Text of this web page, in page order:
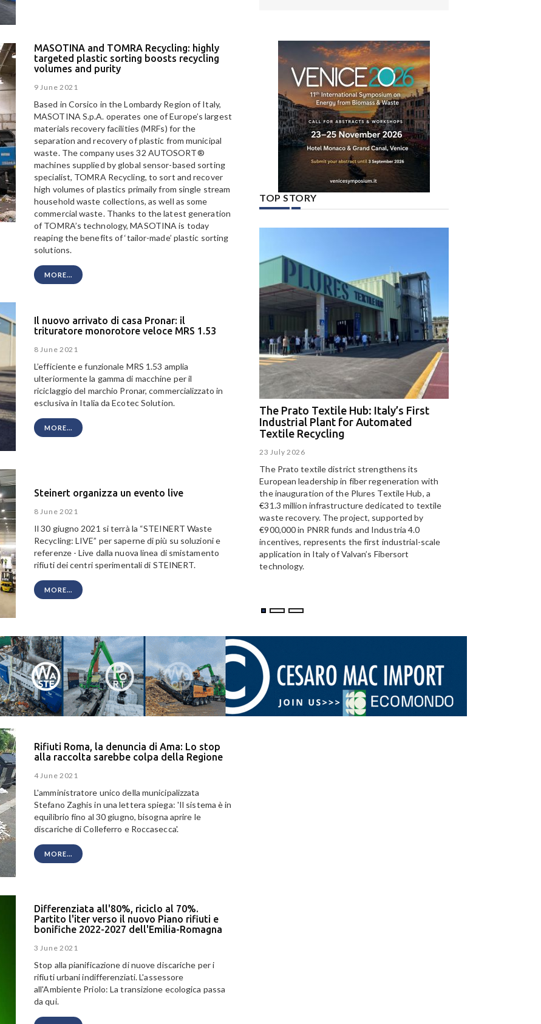
MASOTINA and TOMRA Recycling: highly
targeted plastic sorting boosts recycling
volumes and purity
9 June 2021
Based in Corsico in the Lombardy Region of Italy,
MASOTINA S.p.A. operates one of Europe’s largest
materials recovery facilities (MRFs) for the
separation and recovery of plastic from municipal
waste. The company uses 32 AUTOSORT®
machines supplied by global sensor-based sorting
specialist, TOMRA Recycling, to sort and recover
high volumes of plastics primaily from single stream
household waste collections, as well as some
commercial waste. Thanks to the latest generation
of TOMRA’s technology, MASOTINA is today
reaping the benefits of ‘tailor-made’ plastic sorting
solutions.
MORE...
Il nuovo arrivato di casa Pronar: il
trituratore monorotore veloce MRS 1.53
8 June 2021
L’efficiente e funzionale MRS 1.53 amplia
ulteriormente la gamma di macchine per il
riciclaggio del marchio Pronar, commercializzato in
esclusiva in Italia da Ecotec Solution.
MORE...
Steinert organizza un evento live
8 June 2021
Il 30 giugno 2021 si terrà la “STEINERT Waste
Recycling: LIVE” per saperne di più su soluzioni e
referenze - Live dalla nuova linea di smistamento
rifiuti dei centri sperimentali di STEINERT.
MORE...
Rifiuti Roma, la denuncia di Ama: Lo stop
alla raccolta sarebbe colpa della Regione
4 June 2021
L'amministratore unico della municipalizzata
Stefano Zaghis in una lettera spiega: 'Il sistema è in
equilibrio fino al 30 giugno, bisogna aprire le
discariche di Colleferro e Roccasecca'.
MORE...
Differenziata all'80%, riciclo al 70%.
Partito l'iter verso il nuovo Piano rifiuti e
bonifiche 2022-2027 dell'Emilia-Romagna
3 June 2021
Stop alla pianificazione di nuove discariche per i
rifiuti urbani indifferenziati. L'assessore
all'Ambiente Priolo: La transizione ecologica passa
da qui.
TOP STORY
The Prato Textile Hub: Italy’s First
Industrial Plant for Automated
Textile Recycling
23 July 2026
The Prato textile district strengthens its
European leadership in fiber regeneration with
the inauguration of the Plures Textile Hub, a
€31.3 million infrastructure dedicated to textile
waste recovery. The project, supported by
€900,000 in PNRR funds and Industria 4.0
incentives, represents the first industrial-scale
application in Italy of Valvan’s Fibersort
technology.